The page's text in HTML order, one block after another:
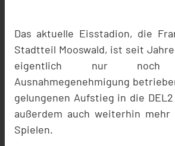
Das aktuelle Eisstadion, die
Stadtteil Mooswald, ist seit
eigentlich nur
Ausnahmegenehmigung
gelungenen Aufstieg in die
außerdem auch weiterhin mehr
Spielen.